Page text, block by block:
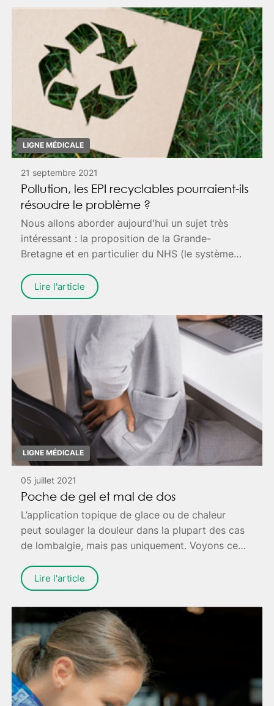
processus de guérison.
LIGNE MÉDICALE
21 septembre 2021
Pollution, les EPI recyclables pourraient-ils
résoudre le problème ?
Nous allons aborder aujourd'hui un sujet très
intéressant : la proposition de la Grande-
Bretagne et en particulier du NHS (le système
(Équipements de Protection Individuelle)
recyclables afin de réduire la pollution. Pour
approfondir ce sujet, nous nous référerons à un
article paru sur le site de la BBC, bbc.com.
Lire l'article
LIGNE MÉDICALE
05 juillet 2021
Poche de gel et mal de dos
L’application topique de glace ou de chaleur
peut soulager la douleur dans la plupart des cas
de lombalgie, mais pas uniquement. Voyons cela
health.com.
Lire l'article